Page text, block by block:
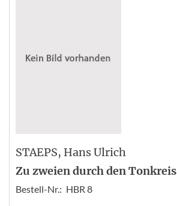
STAEPS, Hans Ulrich
Zu zweien durch den Tonkreis
Bestell-Nr.: HBR 8